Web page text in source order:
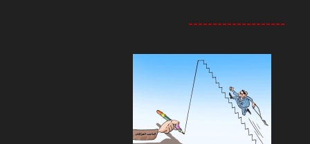
--------------------